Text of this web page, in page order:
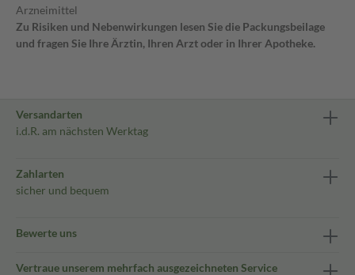
Arzneimittel
Zu Risiken und Nebenwirkungen lesen Sie die Packungsbeilage
und fragen Sie Ihre Ärztin, Ihren Arzt oder in Ihrer Apotheke.
Versandarten
i.d.R. am nächsten Werktag
Zahlarten
sicher und bequem
Bewerte uns
Vertraue unserem mehrfach ausgezeichneten Service